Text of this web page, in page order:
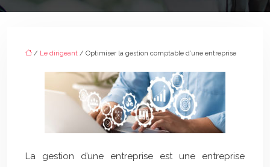
/ Le dirigeant / Optimiser la gestion comptable d’une entreprise
La gestion d’une entreprise est une entreprise